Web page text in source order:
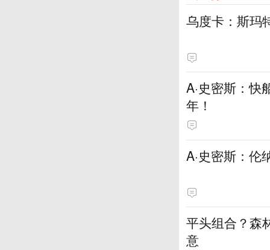
乌度卡：斯玛
A·史密斯：快
年！
A·史密斯：伦
平头组合？森
意